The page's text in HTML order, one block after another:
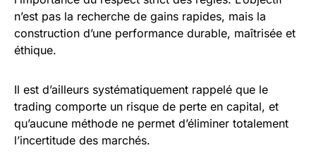
n’est pas la recherche de gains rapides, mais la
construction d’une performance durable, maîtrisée et
éthique.
Il est d’ailleurs systématiquement rappelé que le
trading comporte un risque de perte en capital, et
qu’aucune méthode ne permet d’éliminer totalement
l’incertitude des marchés.